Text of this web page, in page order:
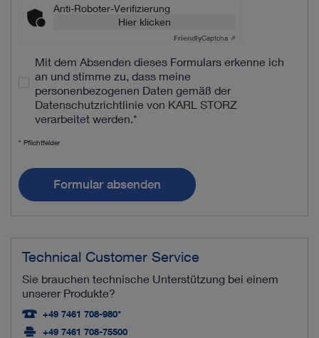
Anti-Roboter-Verifizierung
Hier klicken
FriendlyCaptcha ⇗
Mit dem Absenden dieses Formulars erkenne ich
an und stimme zu, dass meine
personenbezogenen Daten gemäß der
Datenschutzrichtlinie von KARL STORZ
verarbeitet werden.*
* Pflichtfelder
Formular absenden
Technical Customer Service
Sie brauchen technische Unterstützung bei einem
unserer Produkte?
+49 7461 708-980*
+49 7461 708-75500